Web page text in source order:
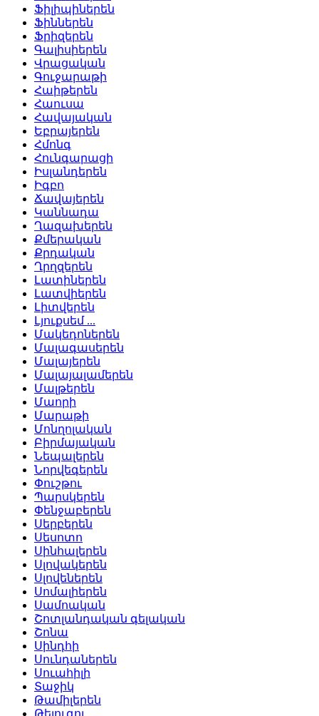
Ֆիլիպիներեն
Ֆիններեն
Ֆրիզերեն
Գալիսիերեն
Վրացական
Գուջարաթի
Հաիթերեն
Հաուսա
Հավայական
Եբրայերեն
Հմոնգ
Հունգարացի
Իսլանդերեն
Իգբո
Ճավայերեն
Կաննադա
Ղազախերեն
Քմերական
Քրդական
Ղրղզերեն
Լատիներեն
Լատվիերեն
Լիտվերեն
Լյուքսեմ ...
Մակեդոներեն
Մալագասերեն
Մալայերեն
Մալայալամերեն
Մալթերեն
Մաորի
Մարաթի
Մոնղոլական
Բիրմայական
Նեպալերեն
Նորվեգերեն
Փուշթու
Պարսկերեն
Փենջաբերեն
Սերբերեն
Սեսոտո
Սինհալերեն
Սլովակերեն
Սլովեներեն
Սոմալիերեն
Սամոական
Շոտլանդական գելական
Շոնա
Սինդհի
Սունդաներեն
Սուահիլի
Տաջիկ
Թամիլերեն
Թելուգու